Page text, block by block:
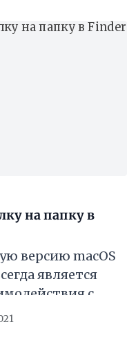
на папку в
версию macOS
является
с
есть множество